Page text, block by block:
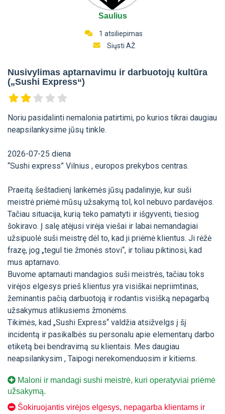
Saulius
1 atsiliepimas
Siųsti AŽ
Nusivylimas aptarnavimu ir darbuotojų kultūra
(„Sushi Express“)
Noriu pasidalinti nemalonia patirtimi, po kurios tikrai daugiau
neapsilankysime jūsų tinkle.
2026-07-25 diena
“Sushi express” Vilnius , europos prekybos centras.
Praeitą šeštadienį lankėmės jūsų padalinyje, kur suši
meistrė priėmė mūsų užsakymą tol, kol nebuvo pardavėjos.
Tačiau situacija, kurią teko pamatyti ir išgyventi, tiesiog
šokiravo. Į salę atėjusi virėja viešai ir labai nemandagiai
užsipuolė suši meistrę dėl to, kad ji priėmė klientus. Ji rėžė
frazę, jog „tegul tie žmonės stovi“, ir toliau piktinosi, kad
mus aptarnavo.
Buvome aptarnauti mandagios suši meistrės, tačiau toks
virėjos elgesys prieš klientus yra visiškai nepriimtinas,
žeminantis pačią darbuotoją ir rodantis visišką nepagarbą
užsakymus atlikusiems žmonėms.
Tikimės, kad „Sushi Express“ valdžia atsižvelgs į šį
incidentą ir pasikalbės su personalu apie elementarų darbo
etiketą bei bendravimą su klientais. Mes daugiau
neapsilankysim , Taipogi nerekomenduosim ir kitiems.
Maloni ir mandagi sushi meistrė, kuri operatyviai priėmė
užsakymą.
Šokiruojantis virėjos elgesys, nepagarba klientams ir